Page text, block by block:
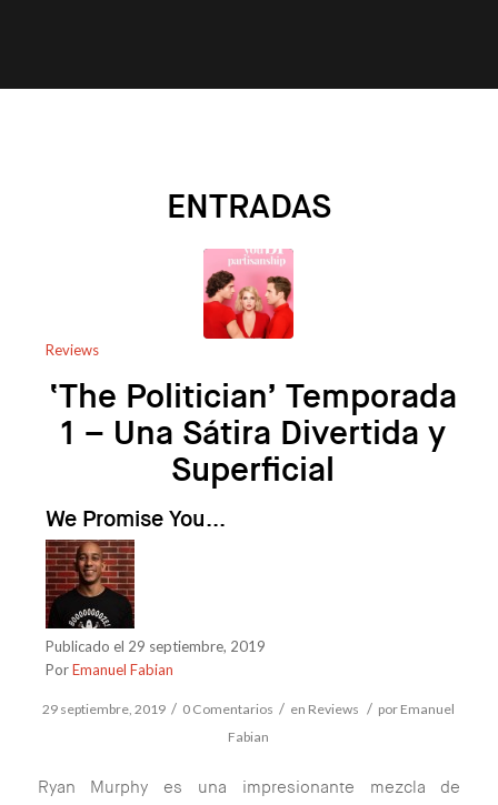
ENTRADAS
Reviews
‘The Politician’ Temporada
1 – Una Sátira Divertida y
Superficial
We Promise You...
Publicado el 29 septiembre, 2019
PorEmanuel Fabian
29 septiembre, 2019 / 0 Comentarios / en Reviews / por Emanuel
Fabian
Ryan Murphy es una impresionante mezcla de